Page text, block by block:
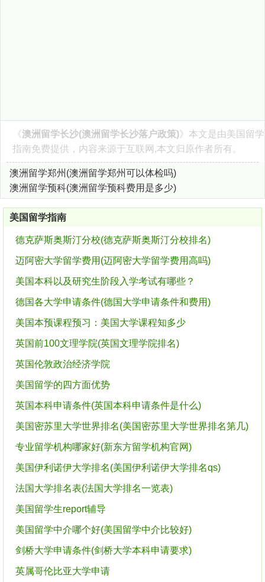
《澳洲留学长沙(澳洲留学长沙落户政策)》本文是由美国留学
指南免费提供，内容来源于互联网,本文归原作者所有。
澳洲留学郑州(澳洲留学郑州可以体检吗)
澳洲留学预科(澳洲留学预科费用是多少)
美国留学指南
德克萨斯奥斯汀分校(德克萨斯奥斯汀分校排名)
迈阿密大学留学费用(迈阿密大学留学费用高吗)
美国本科以及研究生阶段入学考试有哪些？
德国各大学申请条件(德国大学申请条件和费用)
美国本预课程预习：美国大学课程知多少
英国前100文理学院(英国文理学院排名)
英国伦敦政治经济学院
美国留学的四方面优势
英国本科申请条件(英国本科申请条件是什么)
美国密苏里大学世界排名(美国密苏里大学世界排名第几)
专业留学机构哪家好(新东方留学机构官网)
美国伊利诺伊大学排名(美国伊利诺伊大学排名qs)
法国大学排名表(法国大学排名一览表)
美国留学生report辅导
美国留学中介哪个好(美国留学中介比较好)
剑桥大学申请条件(剑桥大学本科申请要求)
英属哥伦比亚大学申请